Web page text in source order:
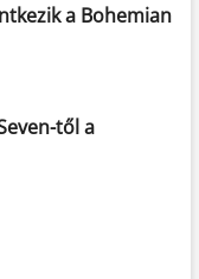
a Bohemian
től a